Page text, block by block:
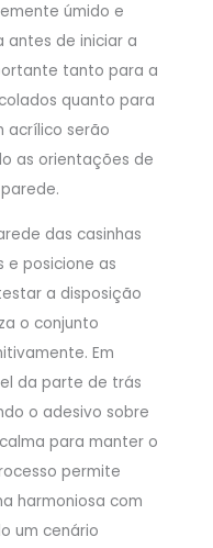
úmido e
antes de iniciar a
tanto para a
quanto para
acrílico serão
as orientações de
das casinhas
e posicione as
a disposição
o conjunto
Em
da parte de trás
o adesivo sobre
para manter o
permite
harmoniosa com
um cenário